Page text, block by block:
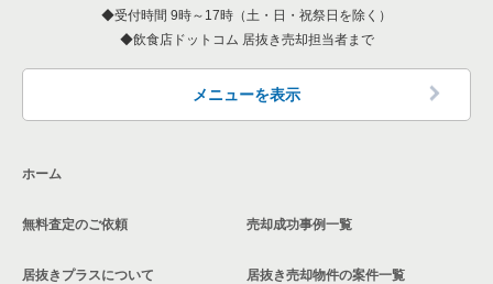
墨田区の飲食店の居抜き売却物件の案件一覧
品川区の飲食店の居抜き売却物件の案件一覧
中野区の飲食店の居抜き売却物件の案件一覧
東京23区の和食の居抜き売却物件の案件一覧
東京23区の洋食の居抜き売却物件の案件一覧
恵比寿駅のその他の居抜き売却物件の案件一覧
受付時間 9時～17時（土・日・祝祭日を除く）
飲食店ドットコム 居抜き売却担当者まで
メニューを表示
ホーム
無料査定のご依頼
居抜きプラスについて
売却成功事例一覧
居抜き売却物件の案件一覧